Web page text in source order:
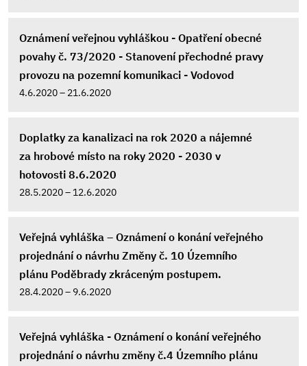
Oznámení veřejnou vyhláškou - Opatření obecné
povahy č. 73/2020 - Stanovení přechodné pravy
provozu na pozemní komunikaci - Vodovod
4.6.2020 – 21.6.2020
Doplatky za kanalizaci na rok 2020 a nájemné
za hrobové místo na roky 2020 - 2030 v
hotovosti 8.6.2020
28.5.2020 – 12.6.2020
Veřejná vyhláška – Oznámení o konání veřejného
projednání o návrhu Změny č. 10 Územního
plánu Poděbrady zkráceným postupem.
28.4.2020 – 9.6.2020
Veřejná vyhláška - Oznámení o konání veřejného
projednání o návrhu změny č.4 Územního plánu